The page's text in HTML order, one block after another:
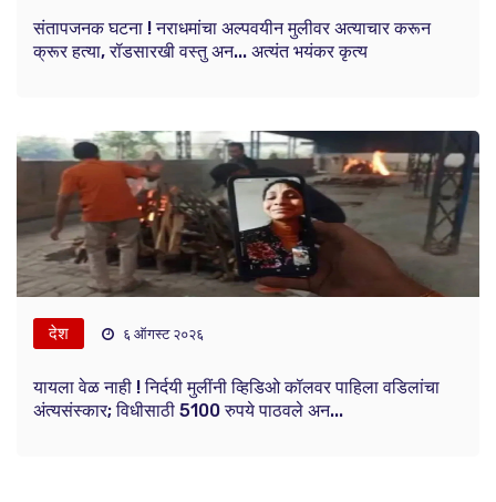
संतापजनक घटना ! नराधमांचा अल्पवयीन मुलीवर अत्याचार करून
क्रूर हत्या, रॉडसारखी वस्तु अन... अत्यंत भयंकर कृत्य
देश ६ ऑगस्ट २०२६
यायला वेळ नाही ! निर्दयी मुलींनी व्हिडिओ कॉलवर पाहिला वडिलांचा
अंत्यसंस्कार; विधीसाठी 5100 रुपये पाठवले अन...